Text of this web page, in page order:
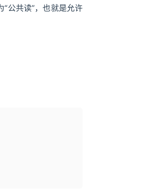
公共读”，也就是允许